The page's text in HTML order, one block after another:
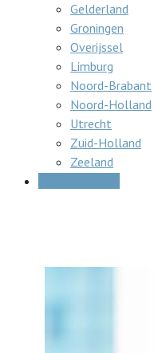
Gelderland
Groningen
Overijssel
Limburg
Noord-Brabant
Noord-Holland
Utrecht
Zuid-Holland
Zeeland